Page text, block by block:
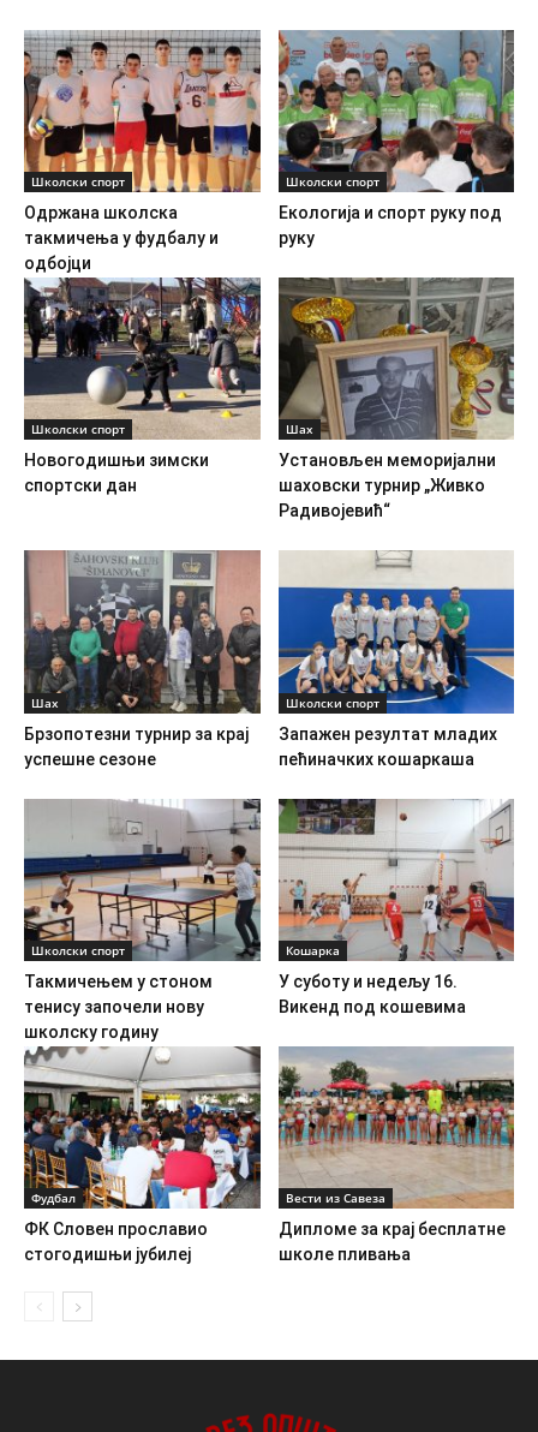
Школски спорт
Одржана школска
такмичења у фудбалу и
одбојци
Школски спорт
Екологија и спорт руку под
руку
Школски спорт
Новогодишњи зимски
спортски дан
Шах
Установљен меморијални
шаховски турнир „Живко
Радивојевић“
Шах
Брзопотезни турнир за крај
успешне сезоне
Школски спорт
Запажен резултат младих
пећиначких кошаркаша
Школски спорт
Такмичењем у стоном
тенису започели нову
школску годину
Кошарка
У суботу и недељу 16.
Викенд под кошевима
Фудбал
ФК Словен прославио
стогодишњи јубилеј
Вести из Савеза
Дипломе за крај бесплатне
школе пливања